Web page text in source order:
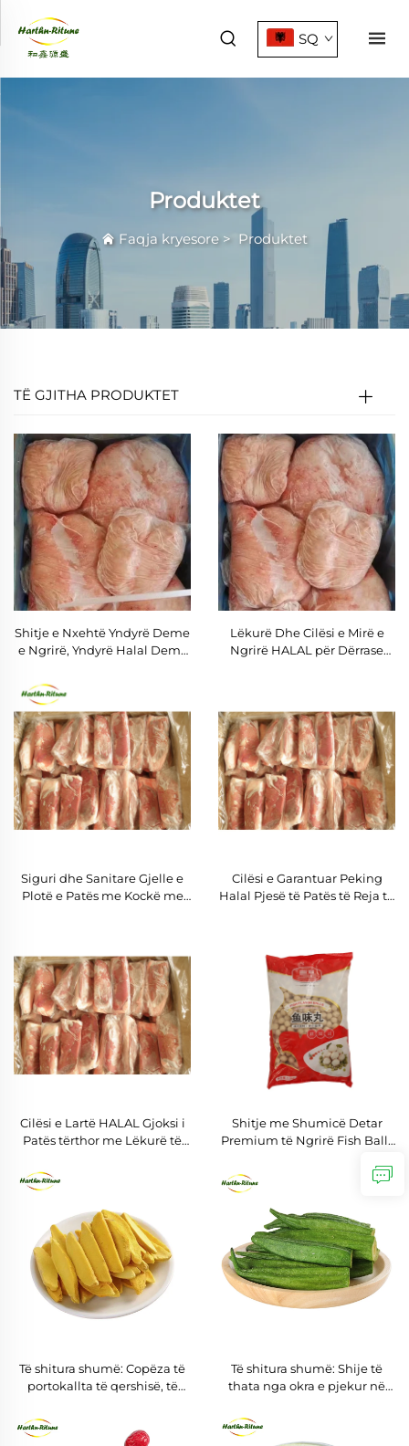
SQ
Produktet
Faqja kryesore > Produktet
TË GJITHA PRODUKTET
Shitje e Nxehtë Yndyrë Deme
e Ngrirë, Yndyrë Halal Demi,
Lëkurë Dhe Cilësi e Mirë e
Ngrirë HALAL për Dërrase
Siguri dhe Sanitare Gjelle e
Plotë e Patës me Kockë me
Cilësi e Garantuar Peking
Halal Pjesë të Patës të Reja të
Cilësi e Lartë HALAL Gjoksi i
Patës tërthor me Lëkurë të
Shitje me Shumicë Detar
Premium të Ngrirë Fish Balls
Të shitura shumë: Copëza të
portokallta të qershisë, të
fruta të qershisë së ëmbël
Të shitura shumë: Shije të
thata nga okra e pjekur në